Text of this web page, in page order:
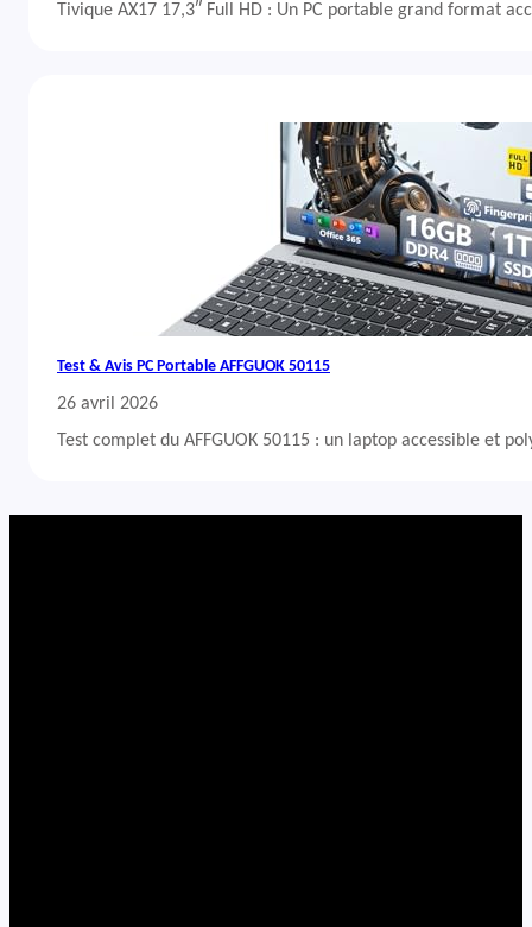
Tivique AX17 17,3″ Full HD : Un PC portable grand format
Test & Avis PC Portable AFFGUOK 50115
26 avril 2026
Test complet du AFFGUOK 50115 : un laptop accessible